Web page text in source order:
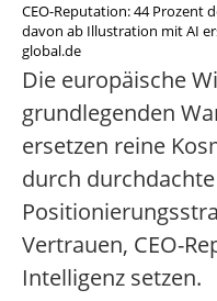
CEO-Reputation: 44 Prozent
davon ab Illustration mit AI
global.de
Die europäische
grundlegenden
ersetzen reine
durch durchdachte
Vertrauen, CEO-
Intelligenz setzen.